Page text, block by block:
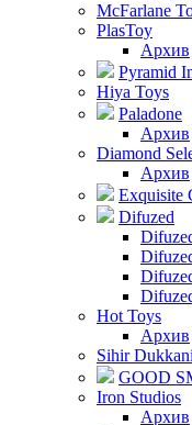
McFarlane
PlasToy
Архив
Pyramid
Hiya Toys
Paladone
Архив
Diamond
Архив
Exquisite
Difuzed
Hot Toys
Архив
Sihir Dukkani
GOOD
Iron Studios
Архив